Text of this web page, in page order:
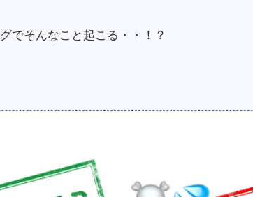
でそんなこと起こる・・！？